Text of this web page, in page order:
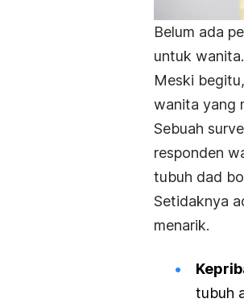
Belum ada
untuk wanita.
Meski
wanita yang
Sebuah
responden
tubuh dad
Setidaknya
menarik.
tubuh